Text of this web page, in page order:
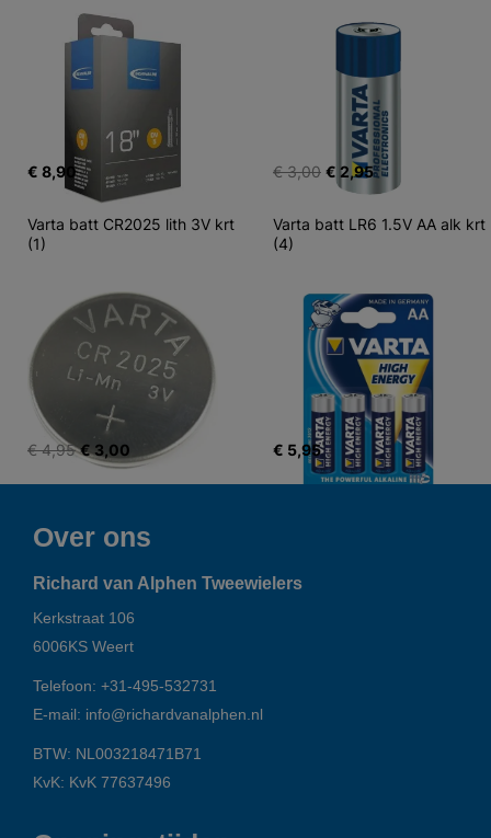
€ 8,90 € 3,00 € 2,95
Varta batt CR2025 lith 3V krt
(1)
€ 4,95 € 3,00
Varta batt LR6 1.5V AA alk krt
(4)
€ 5,95
Over ons
Richard van Alphen Tweewielers
Kerkstraat 106
6006KS Weert
Telefoon: +31-495-532731
E-mail: info@richardvanalphen.nl
BTW: NL003218471B71
KvK: KvK 77637496